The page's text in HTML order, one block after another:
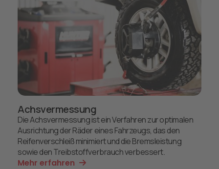
Achsvermessung
Die Achsvermessung ist ein Verfahren zur optimalen
Ausrichtung der Räder eines Fahrzeugs, das den
Reifenverschleiß minimiert und die Bremsleistung
sowie den Treibstoffverbrauch verbessert.
Mehr erfahren 